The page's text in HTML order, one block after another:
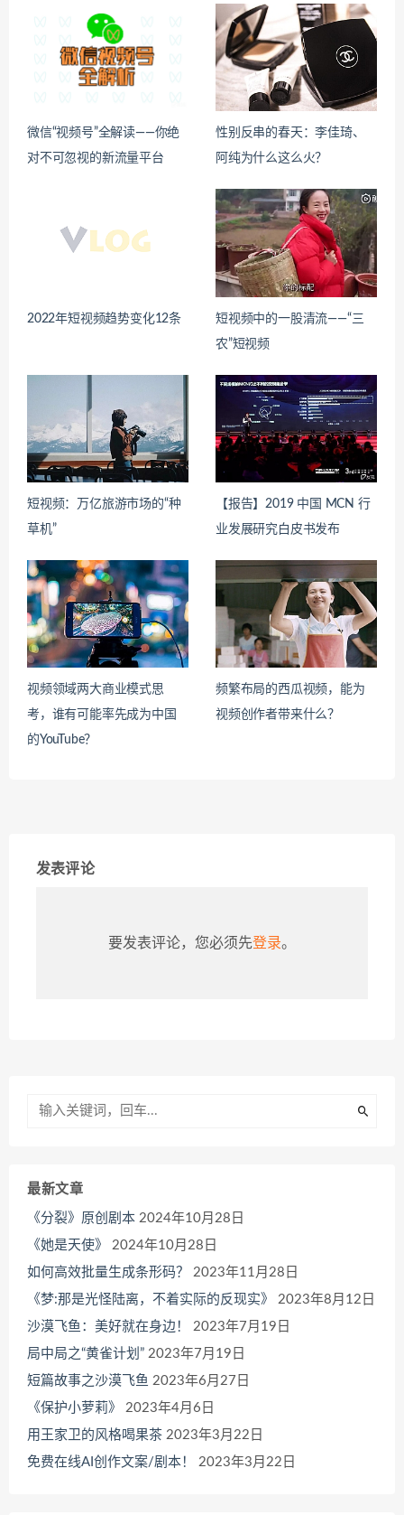
微信“视频号”全解读——你绝
对不可忽视的新流量平台
性别反串的春天：李佳琦、
阿纯为什么这么火？
2022年短视频趋势变化12条
短视频中的一股清流——“三
农”短视频
短视频：万亿旅游市场的“种
草机”
【报告】2019 中国 MCN 行
业发展研究白皮书发布
视频领域两大商业模式思
考，谁有可能率先成为中国
的YouTube？
频繁布局的西瓜视频，能为
视频创作者带来什么？
发表评论
要发表评论，您必须先登录。
最新文章
《分裂》原创剧本 2024年10月28日
《她是天使》
2024年10月28日
如何高效批量生成条形码？
2023年11月28日
《梦:那是光怪陆离，不着实际的反现实》
2023年8月12日
沙漠飞鱼：美好就在身边！
2023年7月19日
局中局之“黄雀计划” 2023年7月19日
短篇故事之沙漠飞鱼 2023年6月27日
《保护小萝莉》
2023年4月6日
用王家卫的风格喝果茶 2023年3月22日
免费在线AI创作文案/剧本！
2023年3月22日